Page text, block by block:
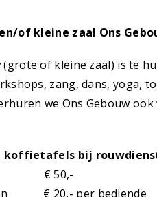
of kleine zaal Ons
(grote of kleine zaal) is te
zang, dans, yoga,
we Ons Gebouw
koffietafels bij
€ 50,-
€ 20,- per bediende